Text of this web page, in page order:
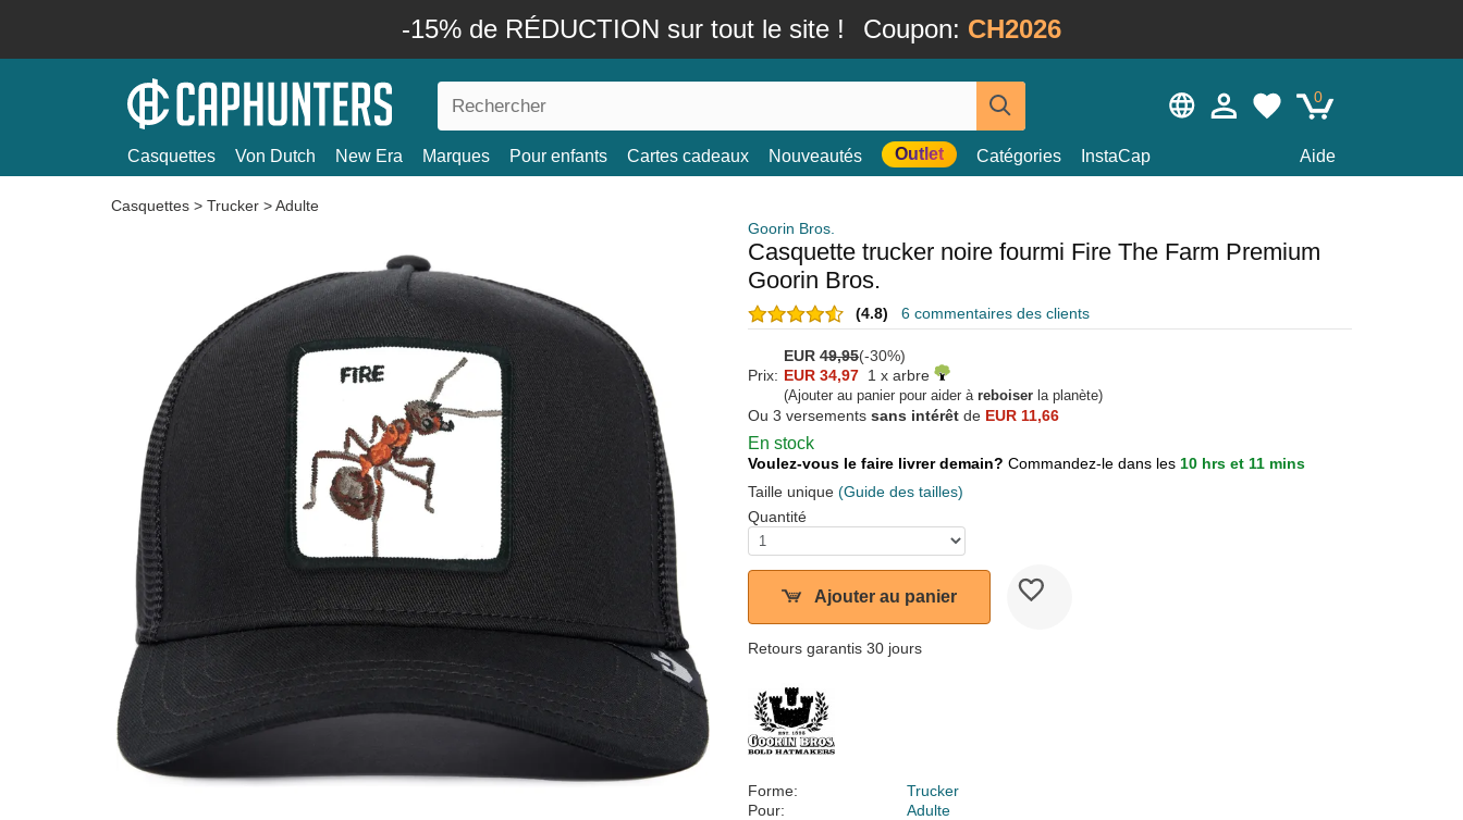
-15% de RÉDUCTION sur tout le site ! Coupon: CH2026
0
Casquettes Von Dutch New Era Marques Pour enfants Cartes cadeaux Nouveautés Outlet Catégories InstaCap Aide
Casquettes > Trucker >Adulte
Goorin Bros.
Casquette trucker noire fourmi Fire The Farm Premium
Goorin Bros.
(4.8) 6 commentaires des clients
EUR 49,95(-30%)
Prix: EUR 34,97 1 x arbre
(Ajouter au panier pour aider à reboiser la planète)
Ou 3 versements sans intérêt de EUR 11,66
En stock
Voulez-vous le faire livrer demain? Commandez-le dans les 10 hrs et 11 mins
Taille unique (Guide des tailles)
Quantité
Ajouter au panier
Retours garantis 30 jours
Forme:
Trucker
Pour:
Adulte